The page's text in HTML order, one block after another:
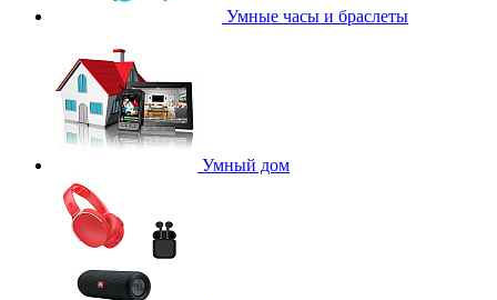
Умные часы и браслеты
Умный дом